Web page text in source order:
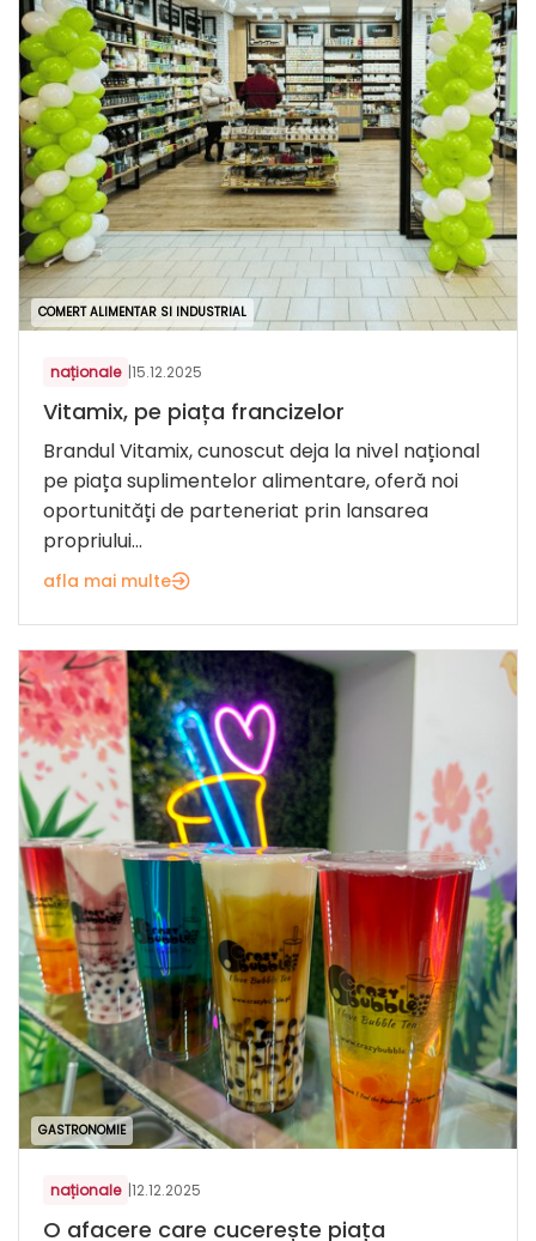
COMERT ALIMENTAR SI INDUSTRIAL
naționale |15.12.2025
Vitamix, pe piața francizelor
Brandul Vitamix, cunoscut deja la nivel național
pe piața suplimentelor alimentare, oferă noi
oportunități de parteneriat prin lansarea
propriului...
afla mai multe
GASTRONOMIE
naționale |12.12.2025
O afacere care cucerește piața